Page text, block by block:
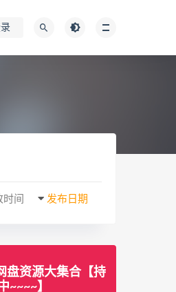
发布日期
时间
盘资源大集合【持
~~~~】